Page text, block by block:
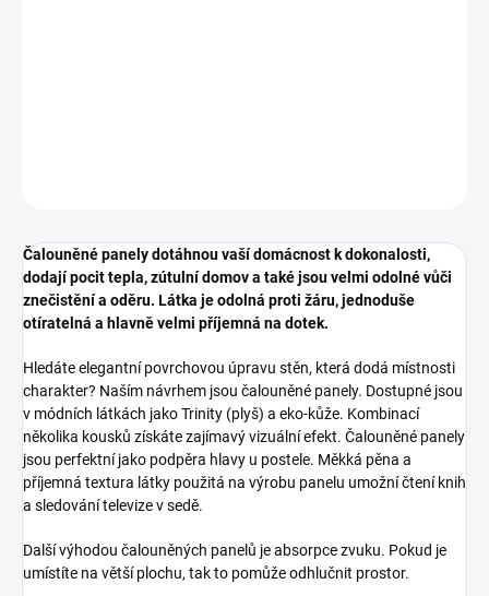
Čalouněné panely dotáhnou vaší domácnost k dokonalosti,
dodají pocit tepla, zútulní domov a také jsou velmi odolné vůči
znečistění a oděru. Látka je odolná proti žáru, jednoduše
otíratelná a hlavně velmi příjemná na dotek.
Hledáte elegantní povrchovou úpravu stěn, která dodá místnosti
charakter? Naším návrhem jsou čalouněné panely. Dostupné jsou
v módních látkách jako Trinity (plyš) a eko-kůže. Kombinací
několika kousků získáte zajímavý vizuální efekt. Čalouněné panely
jsou perfektní jako podpěra hlavy u postele. Měkká pěna a
příjemná textura látky použitá na výrobu panelu umožní čtení knih
a sledování televize v sedě.
Další výhodou čalouněných panelů je absorpce zvuku. Pokud je
umístíte na větší plochu, tak to pomůže odhlučnit prostor.